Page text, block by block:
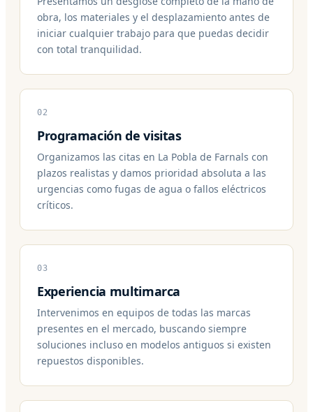
obra, los materiales y el desplazamiento antes de
iniciar cualquier trabajo para que puedas decidir
con total tranquilidad.
02
Programación de visitas
Organizamos las citas en La Pobla de Farnals con
plazos realistas y damos prioridad absoluta a las
urgencias como fugas de agua o fallos eléctricos
críticos.
03
Experiencia multimarca
Intervenimos en equipos de todas las marcas
presentes en el mercado, buscando siempre
soluciones incluso en modelos antiguos si existen
repuestos disponibles.